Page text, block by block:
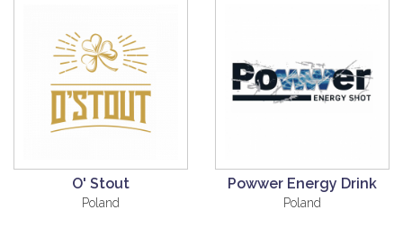
O' Stout
Poland
Powwer Energy Drink
Poland